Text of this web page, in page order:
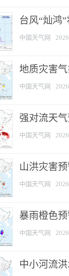
台风“灿鸿
中国天气网
地质灾害
中国天气网
强对流天
中国天气网
山洪灾害
中国天气网
暴雨橙色
中国天气网
中小河流